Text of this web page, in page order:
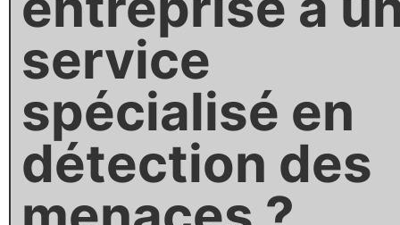
service
spécialisé en
détection des